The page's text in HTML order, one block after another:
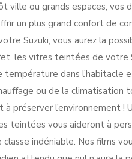
ville ou grands espaces, vos
un plus grand confort de
Suzuki, vous aurez la
les vitres teintées de
température dans l’habitacle
ou de la climatisation
à préserver l’environnement
teintées vous aideront à
classe indéniable. Nos films